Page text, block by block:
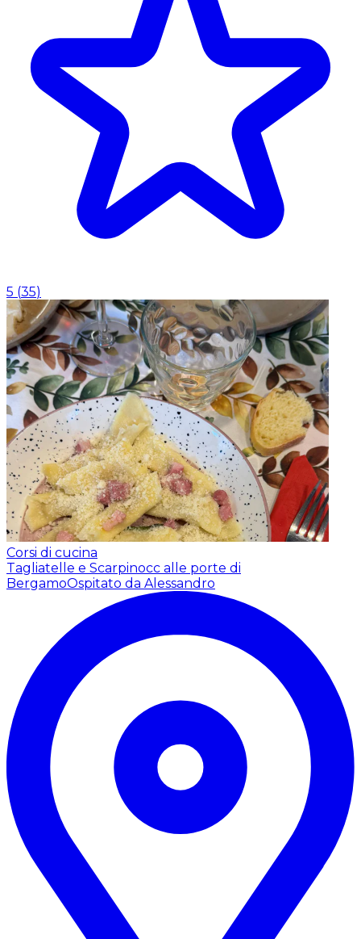
5 (35)
Corsi di cucina
Tagliatelle e Scarpinocc alle porte di
BergamoOspitato da Alessandro